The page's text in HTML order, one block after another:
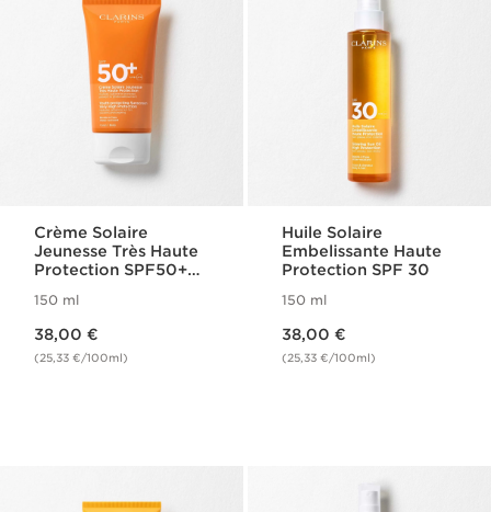
Crème Solaire
Jeunesse Très Haute
Protection SPF50+
150 ml
38,00 €
(25,33 €/100ml)
Huile Solaire
Embelissante Haute
Protection SPF 30
150 ml
38,00 €
(25,33 €/100ml)